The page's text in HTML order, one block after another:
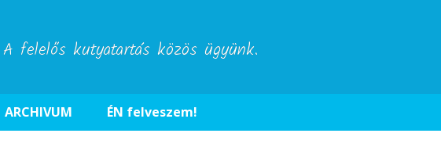
A felelős kutyatartás közös ügyünk.
ARCHIVUM ÉN felveszem!